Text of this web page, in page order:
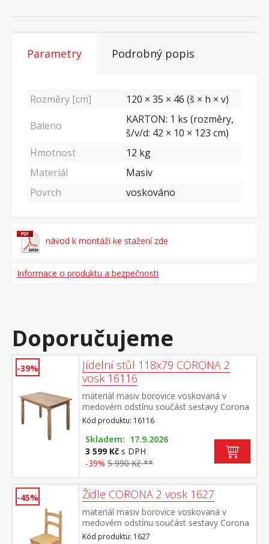
Parametry Podrobný popis
Rozměry [cm]
120 × 35 × 46 (š × h × v)
Baleno
KARTON: 1 ks (rozměry,
š/v/d: 42 × 10 × 123 cm)
Hmotnost
12 kg
Materiál
Masiv
Povrch
voskováno
návod k montáži ke stažení zde
Informace o produktu a bezpečnosti
Doporučujeme
-39%
Jídelní stůl 118x79 CORONA 2
vosk 16116
materiál masiv borovice voskovaná v
medovém odstínu součást sestavy Corona
2
Kód produktu: 16116
Skladem: 17.9.2026
3 599 Kč s DPH
-39% 5 990 Kč **
-45% Židle CORONA 2 vosk 1627
materiál masiv borovice voskovaná v
medovém odstínu součást sestavy Corona
2
Kód produktu: 1627